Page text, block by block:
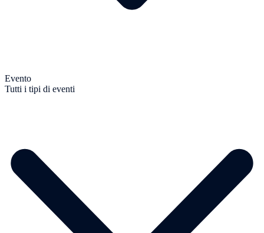
Evento
Tutti i tipi di eventi